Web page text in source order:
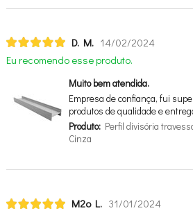
D. M. 14/02/2024
Eu recomendo esse produto.
Muito bem atendida.
Empresa de confiança, fui
produtos de qualidade e
Produto:Perfil divisória
Cinza
M2o L. 31/01/2024